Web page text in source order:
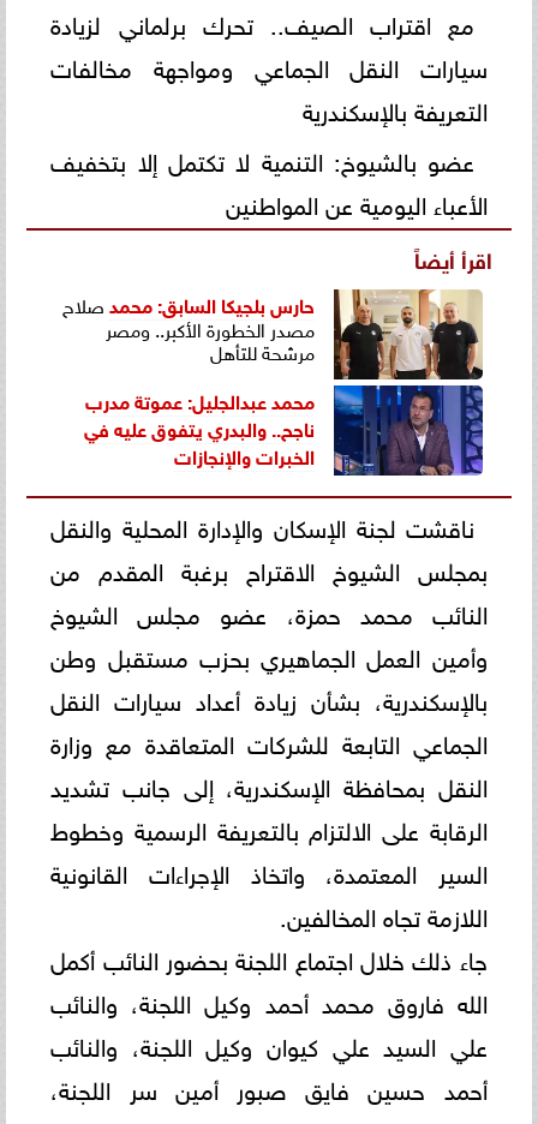
مع اقتراب الصيف.. تحرك برلماني لزيادة
سيارات النقل الجماعي ومواجهة مخالفات
التعريفة بالإسكندرية
عضو بالشيوخ: التنمية لا تكتمل إلا بتخفيف
الأعباء اليومية عن المواطنين
اقرأ أيضاً
حارس بلجيكا السابق:محمدصلاح
مصدر الخطورة الأكبر.. ومصر
مرشحة للتأهل
محمد عبدالجليل: عموتة مدرب
ناجح.. والبدري يتفوق عليه في
الخبرات والإنجازات
ناقشت لجنة الإسكان والإدارة المحلية والنقل
بمجلس الشيوخ الاقتراح برغبة المقدم من
النائب محمد حمزة، عضو مجلس الشيوخ
وأمين العمل الجماهيري بحزب مستقبل وطن
بالإسكندرية، بشأن زيادة أعداد سيارات النقل
الجماعي التابعة للشركات المتعاقدة مع وزارة
النقل بمحافظة الإسكندرية، إلى جانب تشديد
الرقابة على الالتزام بالتعريفة الرسمية وخطوط
السير المعتمدة، واتخاذ الإجراءات القانونية
اللازمة تجاه المخالفين.
جاء ذلك خلال اجتماع اللجنة بحضور النائب أكمل
الله فاروق محمد أحمد وكيل اللجنة، والنائب
علي السيد علي كيوان وكيل اللجنة، والنائب
أحمد حسين فايق صبور أمين سر اللجنة،